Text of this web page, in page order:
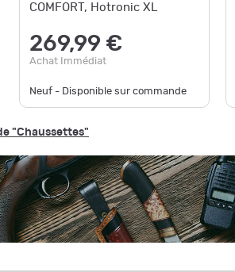
COMFORT, Hotronic XL
269,99 €
Achat Immédiat
Neuf - Disponible sur commande
"Chaussettes"